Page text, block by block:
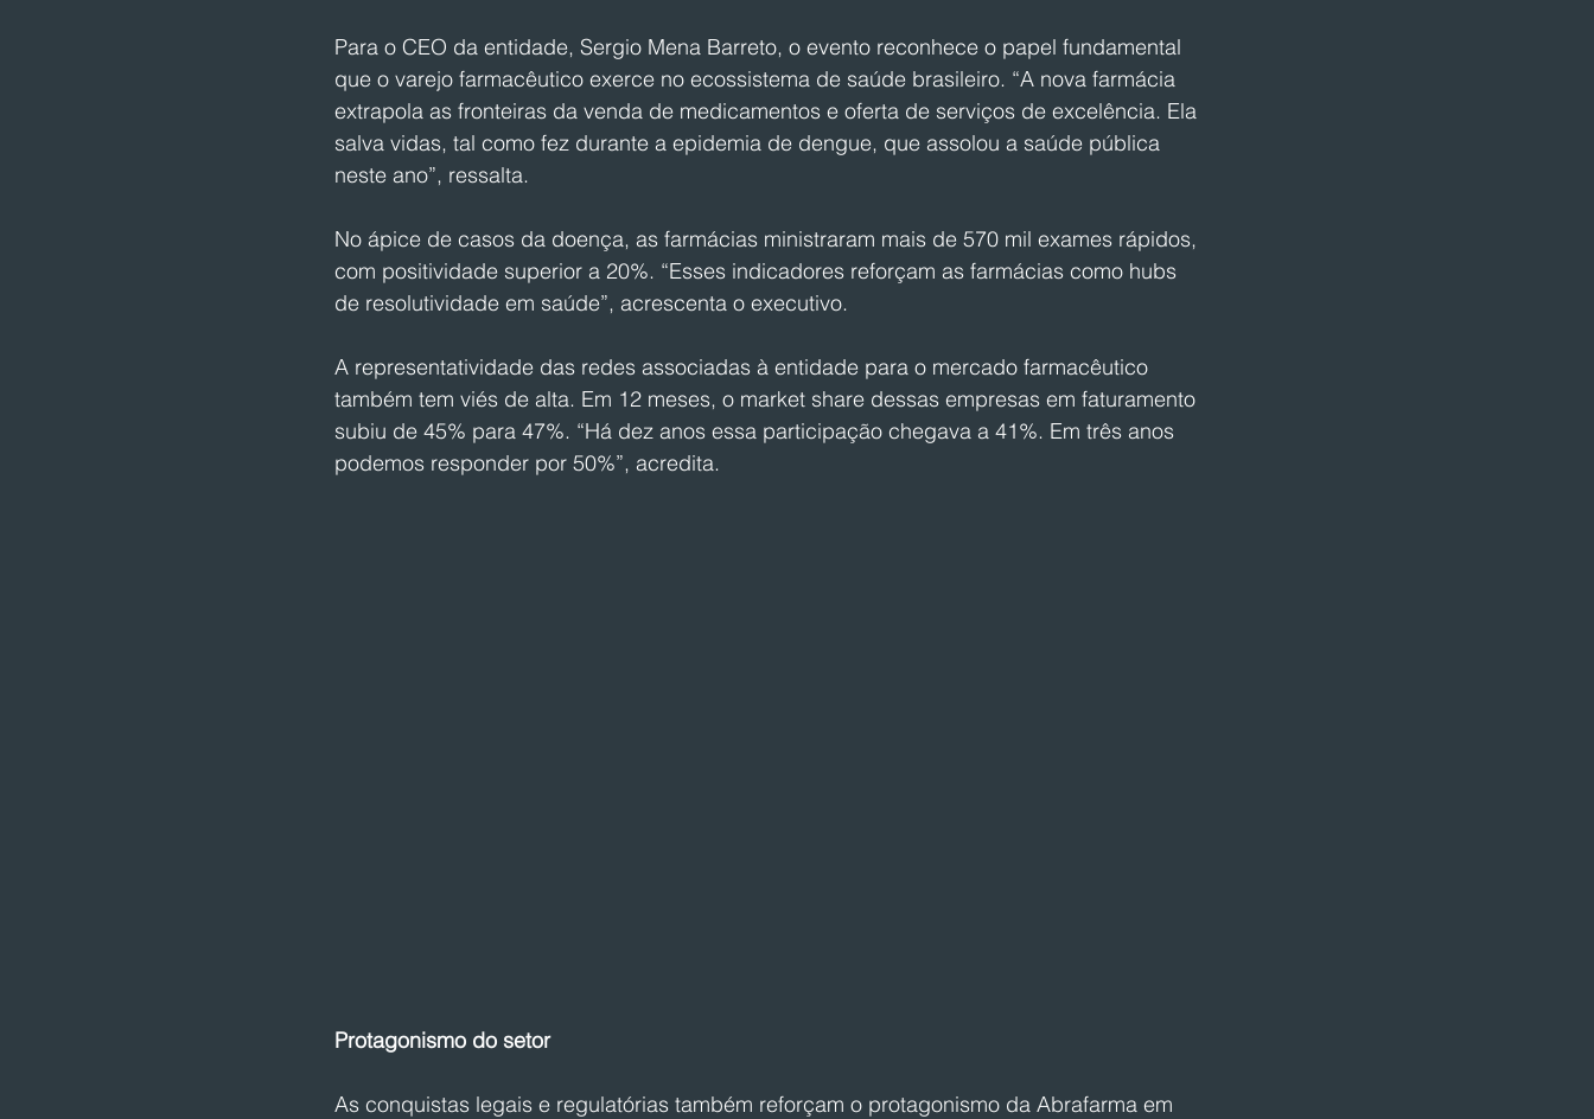
Para o CEO da entidade, Sergio Mena Barreto, o evento reconhece o papel fundamental
que o varejo farmacêutico exerce no ecossistema de saúde brasileiro. “A nova farmácia
extrapola as fronteiras da venda de medicamentos e oferta de serviços de excelência. Ela
salva vidas, tal como fez durante a epidemia de dengue, que assolou a saúde pública
neste ano”, ressalta.
No ápice de casos da doença, as farmácias ministraram mais de 570 mil exames rápidos,
com positividade superior a 20%. “Esses indicadores reforçam as farmácias como hubs
de resolutividade em saúde”, acrescenta o executivo.
A representatividade das redes associadas à entidade para o mercado farmacêutico
também tem viés de alta. Em 12 meses, o market share dessas empresas em faturamento
subiu de 45% para 47%. “Há dez anos essa participação chegava a 41%. Em três anos
podemos responder por 50%”, acredita.
Protagonismo do setor
As conquistas legais e regulatórias também reforçam o protagonismo da Abrafarma em